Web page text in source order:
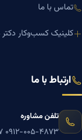
تماس با ما
کلینیک کسب‌وکار دکتر
ارتباط با ما
تلفن مشاوره
۰۹۱۲-۰۰۵-۴۸۷۳